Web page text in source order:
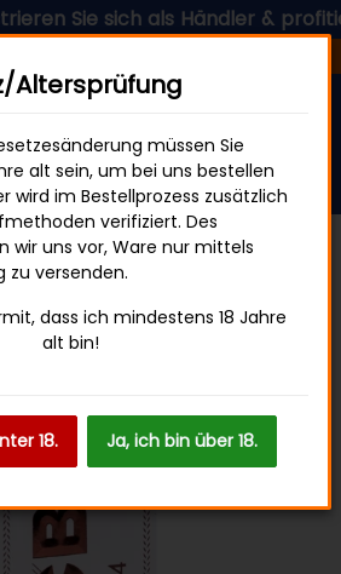
Sie sich als Händler &
Altersprüfung
müssen Sie
alt sein, um bei uns bestellen
wird im Bestellprozess zusätzlich
verifiziert. Des
wir uns vor, Ware nur mittels
zu versenden.
dass ich mindestens 18 Jahre
alt bin!
18. Ja, ich bin über 18.